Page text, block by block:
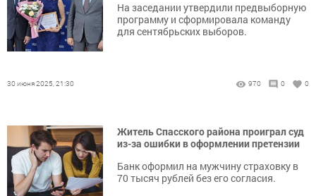
На заседании утвердили предвыборную
программу и сформировала команду
для сентябрьских выборов.
30 июня 2025, 21:30 970 0 0
Житель Спасского района проиграл суд
из-за ошибки в оформлении претензии
Банк оформил на мужчину страховку в
70 тысяч рублей без его согласия.